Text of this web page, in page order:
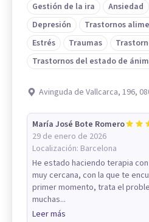
Gestión de la ira Ansiedad
Depresión
Trastornos
Estrés
Traumas
Trastornos del estado de
Avinguda de Vallcarca, 196,
María José Bote Romero
29 de enero de 2026
Localización: Barcelona
He estado haciendo terapia
muy cercana, con la que te
primer momento, trata el
muchas...
Leer más